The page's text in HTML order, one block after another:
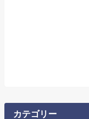
カテゴリー